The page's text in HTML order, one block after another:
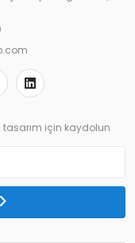
tasarım için kaydolun